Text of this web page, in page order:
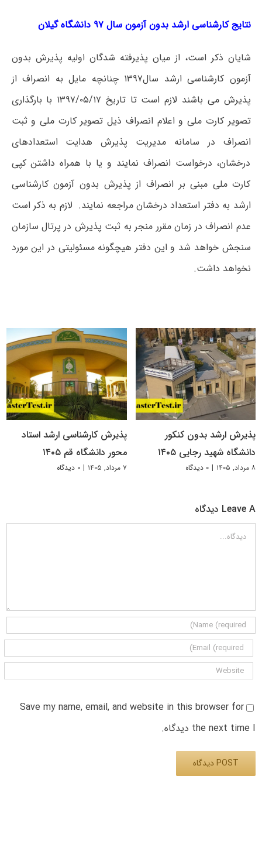
نتایج کارشناسی ارشد بدون آزمون سال ۹۷ دانشگاه گیلان
شایان ذکر است، از میان پذیرفته شدگان اولیه پذیرش بدون
آزمون کارشناسی ارشد سال۱۳۹۷ چنانچه مایل به انصراف از
پذیرش می باشند لازم است تا تاریخ ۱۳۹۷/۰۵/۱۷ با بارگذاری
تصویر کارت ملی و اعلام انصراف ذیل تصویر کارت ملی و ثبت
انصراف در سامانه مدیریت پذیرش هدایت استعدادهای
درخشان، درخواست انصراف نمایند و یا با همراه داشتن کپی
کارت ملی مبنی بر انصراف از پذیرش بدون آزمون کارشناسی
ارشد به دفتر استعداد درخشان مراجعه نمایند. لازم به ذکر است
عدم انصراف در زمان مقرر منجر به ثبت پذیرش در پرتال سازمان
سنجش خواهد شد و این دفتر هیچگونه مسئولیتی در این مورد
نخواهد داشت.
پذیرش ارشد بدون کنکور
دانشگاه شهید رجایی ۱۴۰۵
۸ مرداد, ۱۴۰۵ | ۰ دیدگاه
پذیرش کارشناسی ارشد استاد
محور دانشگاه قم ۱۴۰۵
۷ مرداد, ۱۴۰۵ | ۰ دیدگاه
Leave A دیدگاه
دیدگاه
Save my name, email, and website in this browser for
the next time I دیدگاه.